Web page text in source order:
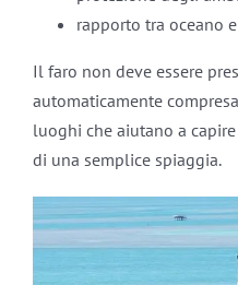
rapporto tra oceano
Il faro non deve essere
automaticamente
luoghi che aiutano a
di una semplice spiaggia.